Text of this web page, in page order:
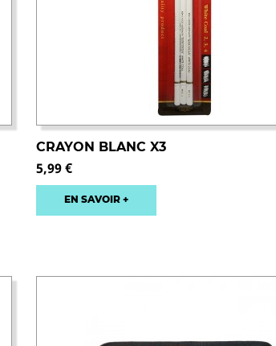
CRAYON BLANC X3
5,99 €
EN SAVOIR +